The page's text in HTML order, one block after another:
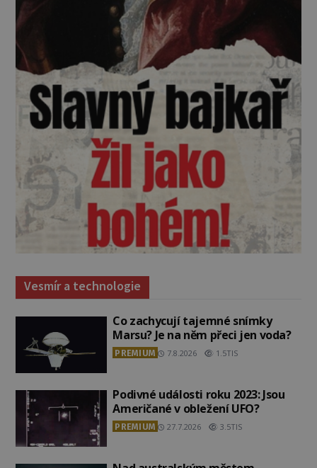
Vesmír a technologie
Co zachycují tajemné snímky
Marsu? Je na něm přeci jen voda?
PREMIUM 7.8.2026 1.5TIS
Podivné události roku 2023: Jsou
Američané v obležení UFO?
PREMIUM 27.7.2026 3.5TIS